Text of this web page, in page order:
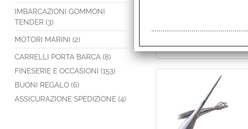
IMBARCAZIONI GOMMONI
TENDER (3)
MOTORI MARINI (2)
CARRELLI PORTA BARCA (8)
FINESERIE E OCCASIONI (153)
BUONI REGALO (6)
ASSICURAZIONE SPEDIZIONE (4)